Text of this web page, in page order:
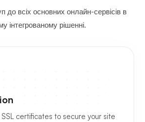
до всіх основних онлайн-сервісів в
інтегрованому рішенні.
certificates to secure your site